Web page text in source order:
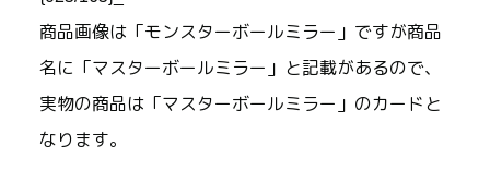
商品画像は「モンスターボールミラー」ですが商品
名に「マスターボールミラー」と記載があるので、
実物の商品は「マスターボールミラー」のカードと
なります。